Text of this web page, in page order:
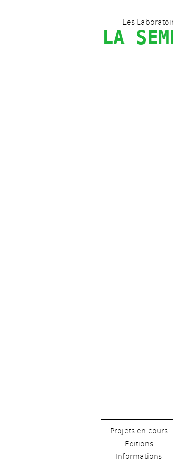
Les
LA
Projets en cours
Éditions
Informations